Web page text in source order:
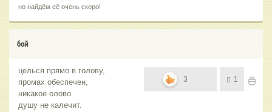
но найдём её очень скоро!
бой
целься прямо в голову,
промах обеспечен,
никакое олово
душу не калечит.
3 1